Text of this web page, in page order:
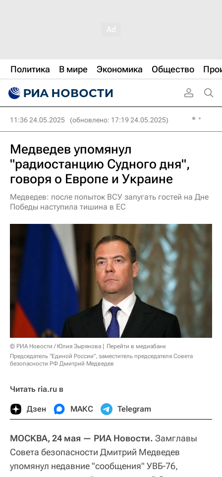
Политика В мире Экономика Общество
11:36 24.05.2025 (обновлено: 17:19 24.05.2025)
Медведев упомянул
"радиостанцию Судного дня",
говоря о Европе и Украине
Медведев: после попыток ВСУ запугать гостей на Дне
Победы наступила тишина в ЕС
© РИА Новости / Юлия Зырянова
Перейти в медиабанк
Председатель "Единой России", заместитель председателя Совета
безопасности РФ Дмитрий Медведев
Читать ria.ru в
Дзен МАКС Telegram
МОСКВА, 24 мая — РИА Новости. Замглавы
Совета безопасности Дмитрий Медведев
упомянул недавние "сообщения" УВБ-76,